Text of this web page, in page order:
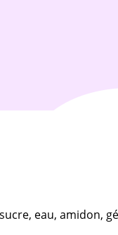
eau, amidon,